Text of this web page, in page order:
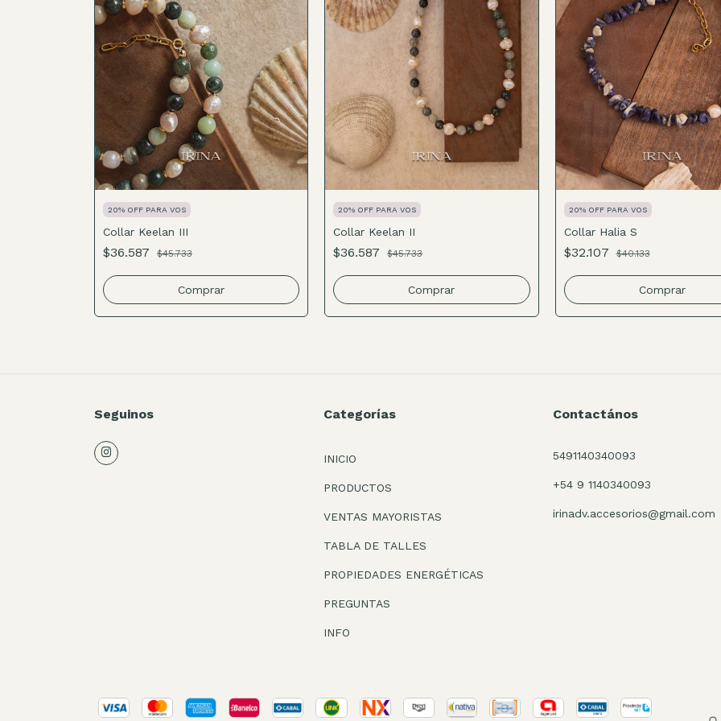
20% OFF PARA VOS
Collar Keelan III
$36.587 $45.733
Comprar
20% OFF PARA VOS
Collar Keelan II
$36.587 $45.733
Comprar
20% OFF PARA VOS
Collar Halia S
$32.107 $40.133
Comprar
Seguinos Categorías
INICIO
PRODUCTOS
VENTAS MAYORISTAS
TABLA DE TALLES
PROPIEDADES ENERGÉTICAS
PREGUNTAS
INFO
Contactános
5491140340093
+54 9 1140340093
irinadv.accesorios@gmail.com